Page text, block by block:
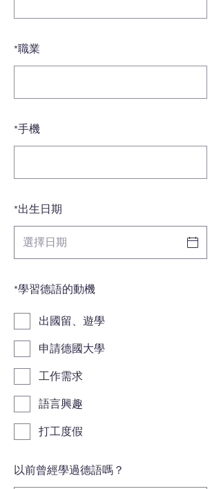
*職業
*手機
*出生日期
*學習德語的動機
出國留、遊學
申請德國大學
工作需求
語言興趣
打工度假
以前曾經學過德語嗎？